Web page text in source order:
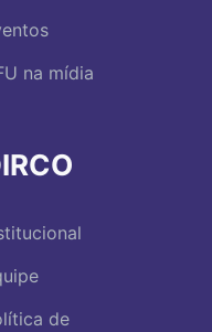
na mídia
de